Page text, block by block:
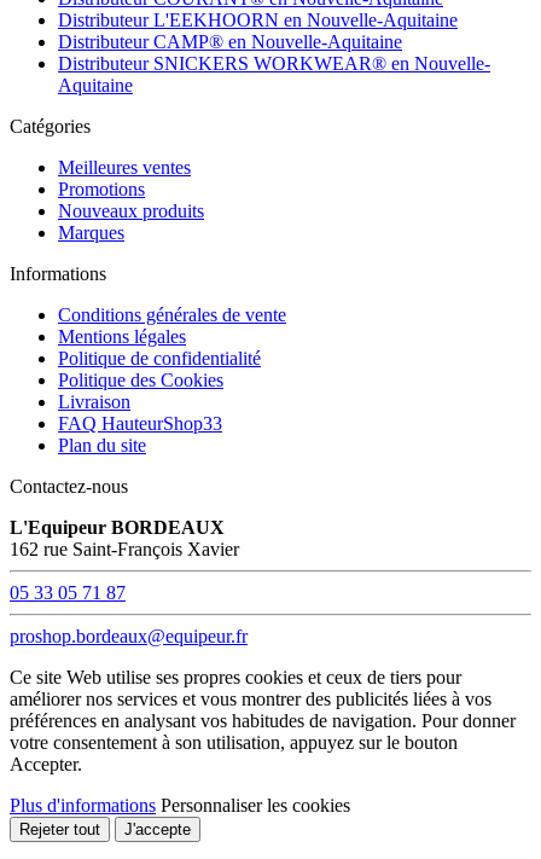
Distributeur L'EEKHOORN en Nouvelle-Aquitaine
Distributeur CAMP® en Nouvelle-Aquitaine
Distributeur SNICKERS WORKWEAR® en Nouvelle-
Aquitaine
Catégories
Meilleures ventes
Promotions
Nouveaux produits
Marques
Informations
Conditions générales de vente
Mentions légales
Politique de confidentialité
Politique des Cookies
Livraison
FAQ HauteurShop33
Plan du site
Contactez-nous
L'Equipeur BORDEAUX
162 rue Saint-François Xavier
05 33 05 71 87
proshop.bordeaux@equipeur.fr
Ce site Web utilise ses propres cookies et ceux de tiers pour
améliorer nos services et vous montrer des publicités liées à vos
préférences en analysant vos habitudes de navigation. Pour donner
votre consentement à son utilisation, appuyez sur le bouton
Accepter.
Plus d'informations Personnaliser les cookies
Rejeter tout J'accepte